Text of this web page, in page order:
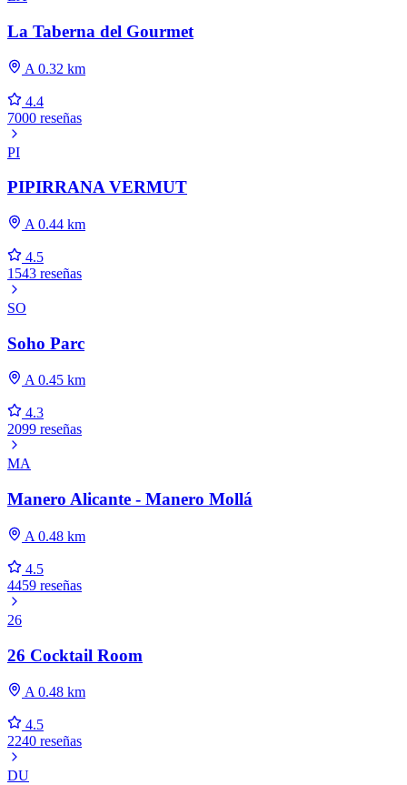
La Taberna del Gourmet
A 0.32 km
4.4
7000 reseñas
PI
PIPIRRANA VERMUT
A 0.44 km
4.5
1543 reseñas
SO
Soho Parc
A 0.45 km
4.3
2099 reseñas
MA
Manero Alicante - Manero Mollá
A 0.48 km
4.5
4459 reseñas
26
26 Cocktail Room
A 0.48 km
4.5
2240 reseñas
DU